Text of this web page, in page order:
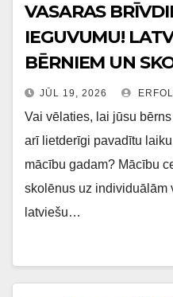
VASARAS
IEGUVUMU!
BĒRNIEM UN
JŪL 19, 2026
Vai vēlaties, lai jūsu
arī lietderīgi pavadītu
mācību gadam? Mācību
skolēnus uz individuālām
latviešu…